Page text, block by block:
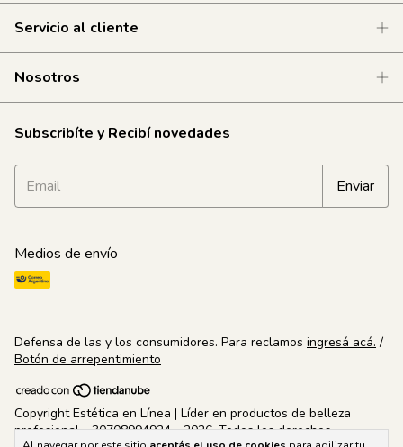
Servicio al cliente
Nosotros
Subscribíte y Recibí novedades
Medios de envío
Defensa de las y los consumidores. Para reclamos ingresá acá. /
Botón de arrepentimiento
Copyright Estética en Línea | Líder en productos de belleza
profesional - 30708994924 - 2026. Todos los derechos